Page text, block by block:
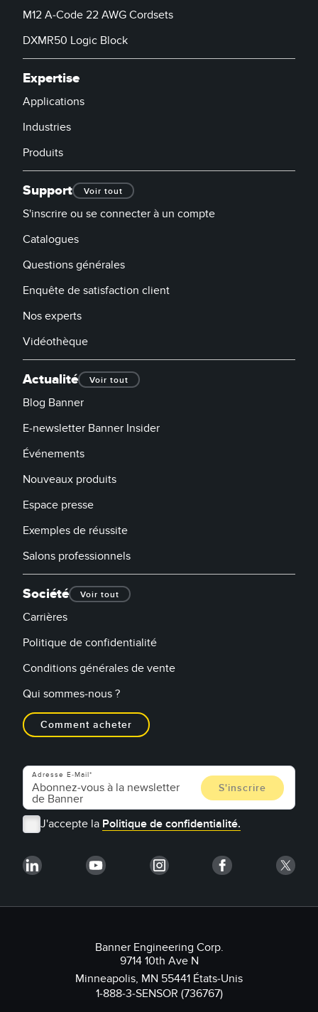
M12 A-Code 22 AWG Cordsets
DXMR50 Logic Block
Expertise
Applications
Industries
Produits
Support Voir tout
S'inscrire ou se connecter à un compte
Catalogues
Questions générales
Enquête de satisfaction client
Nos experts
Vidéothèque
Actualité Voir tout
Blog Banner
E-newsletter Banner Insider
Événements
Nouveaux produits
Espace presse
Exemples de réussite
Salons professionnels
Société Voir tout
Carrières
Politique de confidentialité
Conditions générales de vente
Qui sommes-nous ?
Comment acheter
Adresse E-Mail
J'accepte la Politique de confidentialité.
Banner Engineering Corp.
9714 10th Ave N
Minneapolis, MN 55441 États-Unis
1-888-3-SENSOR (736767)